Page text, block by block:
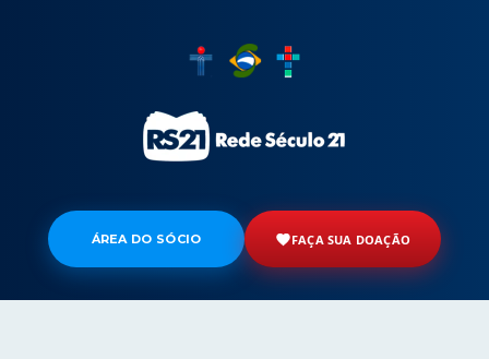
ÁREA DO SÓCIO FAÇA SUA DOAÇÃO